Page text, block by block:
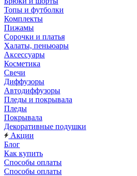
Топы и футболки
Комплекты
Пижамы
Сорочки и платья
Халаты, пеньюары
Аксессуары
Косметика
Свечи
Диффузоры
Автодиффузоры
Пледы и покрывала
Пледы
Покрывала
Декоративные подушки
Акции
Блог
Как купить
Способы оплаты
Способы оплаты